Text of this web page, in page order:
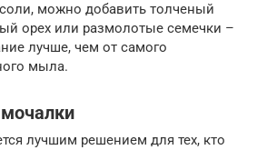
можно добавить толченый
орех или размолотые семечки –
лучше, чем от самого
мыла.
лучшим решением для тех, кто